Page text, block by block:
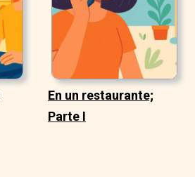
En un restaurante;
Parte I